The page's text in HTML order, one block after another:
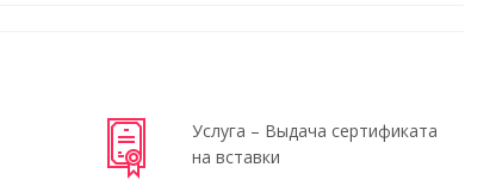
Услуга – Выдача сертификата
на вставки